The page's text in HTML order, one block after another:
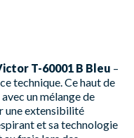
T-60001 B Bleu –
technique. Ce haut de
un mélange de
une extensibilité
et sa technologie